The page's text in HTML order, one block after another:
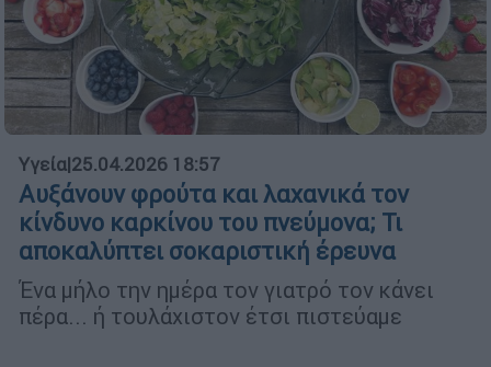
Υγεία|25.04.2026 18:57
Αυξάνουν φρούτα και λαχανικά τον
κίνδυνο καρκίνου του πνεύμονα; Τι
αποκαλύπτει σοκαριστική έρευνα
Ένα μήλο την ημέρα τον γιατρό τον κάνει
πέρα... ή τουλάχιστον έτσι πιστεύαμε